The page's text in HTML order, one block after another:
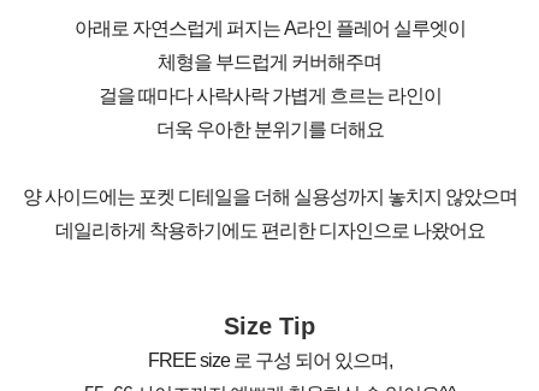
아래로 자연스럽게 퍼지는 A라인 플레어 실루엣이
체형을 부드럽게 커버해주며
걸을 때마다 사락사락 가볍게 흐르는 라인이
더욱 우아한 분위기를 더해요
양 사이드에는 포켓 디테일을 더해 실용성까지 놓치지 않았으며
데일리하게 착용하기에도 편리한 디자인으로 나왔어요
Size Tip
FREE size 로 구성 되어 있으며,